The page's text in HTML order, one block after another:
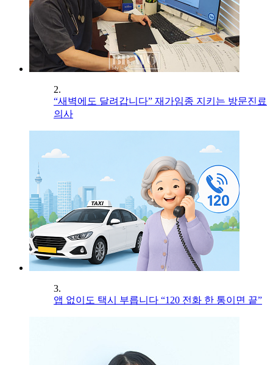
2.
“새벽에도 달려갑니다” 재가임종 지키는 방문진료
의사
3.
앱 없이도 택시 부릅니다 “120 전화 한 통이면 끝”